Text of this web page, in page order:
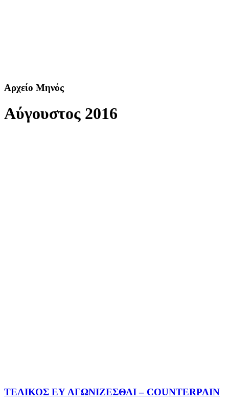
Αρχείο Μηνός
Αύγουστος 2016
ΤΕΛΙΚΟΣ ΕΥ ΑΓΩΝΙΖΕΣΘΑΙ – COUNTERPAIN